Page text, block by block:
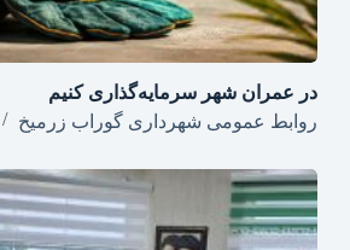
در عمران شهر سرمایه‌گذاری کنیم
روابط عمومی شهرداری گوراب زرمیخ